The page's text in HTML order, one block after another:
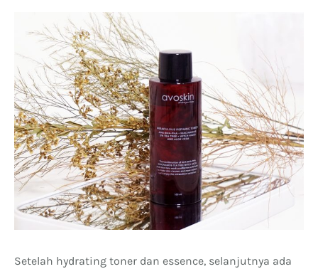
Setelah hydrating toner dan essence, selanjutnya ada